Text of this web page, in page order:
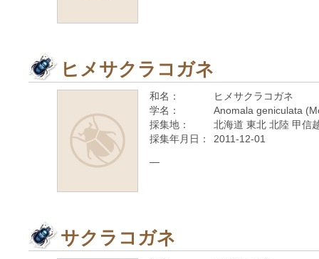
ヒメサクラコガネ
和名：
ヒメサクラコガネ
学名：
Anomala geniculata
採集地：
北海道 東北 北陸 甲信
採集年月日：
2011-12-01
—
サクラコガネ